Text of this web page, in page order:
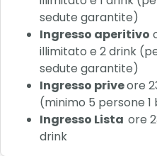
sedute garantite)
Ingresso aperitivo
illimitato e 2 drink
sedute garantite)
Ingresso priveore
(minimo 5 persone
Ingresso Lista ore
drink